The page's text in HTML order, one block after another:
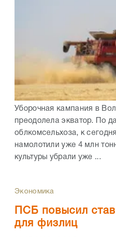
Уборочная кампания в
преодолела экватор. По
облкомсельхоза, к
намолотили уже 4 млн
культуры убрали уже ...
Экономика
ПСБ повысил
для физлиц